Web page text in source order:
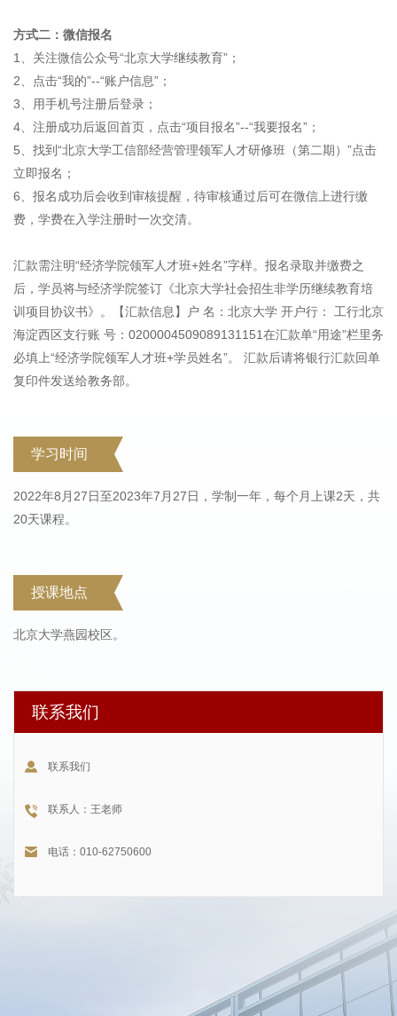
方式二：微信报名
1、关注微信公众号“北京大学继续教育”；
2、点击“我的”--“账户信息”；
3、用手机号注册后登录；
4、注册成功后返回首页，点击“项目报名”--“我要报名”；
5、找到“北京大学工信部经营管理领军人才研修班（第二期）”点击
立即报名；
6、报名成功后会收到审核提醒，待审核通过后可在微信上进行缴
费，学费在入学注册时一次交清。
汇款需注明“经济学院领军人才班+姓名”字样。报名录取并缴费之
后，学员将与经济学院签订《北京大学社会招生非学历继续教育培
训项目协议书》。【汇款信息】户 名：北京大学 开户行： 工行北京
海淀西区支行账 号：0200004509089131151在汇款单“用途”栏里务
必填上“经济学院领军人才班+学员姓名”。 汇款后请将银行汇款回单
复印件发送给教务部。
学习时间
2022年8月27日至2023年7月27日，学制一年，每个月上课2天，共
20天课程。
授课地点
北京大学燕园校区。
联系我们
联系我们
联系人：王老师
电话：010-62750600